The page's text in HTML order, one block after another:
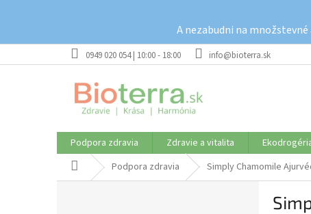
A nezabudni na
0949 020 054 | 10:00 - 18:00 info@bioterra.sk
Podpora zdravia Zdravie a vitalita
DomovPodpora zdravia Simply Chamomile